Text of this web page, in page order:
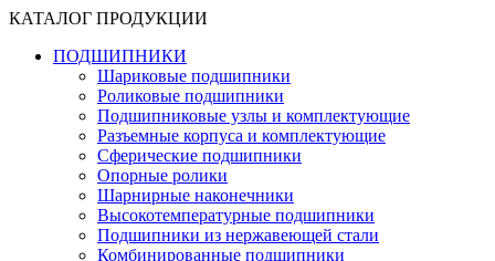
КАТАЛОГ ПРОДУКЦИИ
ПОДШИПНИКИ
Шариковые подшипники
Роликовые подшипники
Подшипниковые узлы и комплектующие
Разъемные корпуса и комплектующие
Сферические подшипники
Опорные ролики
Шарнирные наконечники
Высокотемпературные подшипники
Подшипники из нержавеющей стали
Комбинированные подшипники